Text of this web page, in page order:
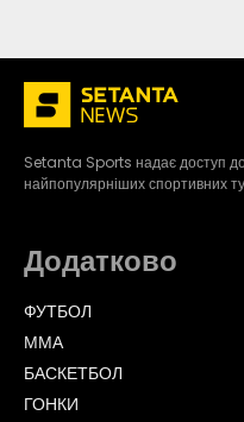
Setanta Sports надає доступ
найпопулярніших спортивних
Додатково
ФУТБОЛ
ММА
БАСКЕТБОЛ
ГОНКИ